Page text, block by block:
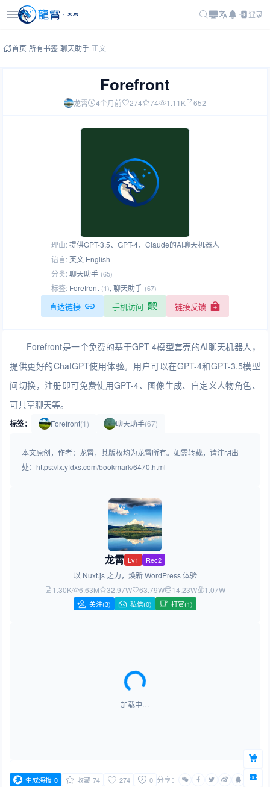
登录
首页-所有书签-聊天助手-正文
Forefront
龙霄 4个月前 274 74 1.11K 652
理由:提供GPT-3.5、GPT-4、Claude的AI聊天机器人
语言:英文 English
分类:聊天助手 (65)
标签: Forefront (1), 聊天助手 (67)
直达链接 手机访问 链接反馈
Forefront是一个免费的基于GPT-4模型套壳的AI聊天机器人，
提供更好的ChatGPT使用体验。用户可以在GPT-4和GPT-3.5模型
间切换，注册即可免费使用GPT-4、图像生成、自定义人物角色、
可共享聊天等。
标签： Forefront(1) 聊天助手(67)
本文原创，作者：龙霄，其版权均为龙霄所有。如需转载，请注明出
处：https://lx.yfdxs.com/bookmark/6470.html
龙霄 Lv1 Rec2
以 Nuxt.js 之力，焕新 WordPress 体验
1.30K
6.63M 32.97W 63.79W 14.23W 1.07W
关注(3) 私信(0) 打赏(1)
加载中…
生成海报 0 收藏 74 274 0 分享：